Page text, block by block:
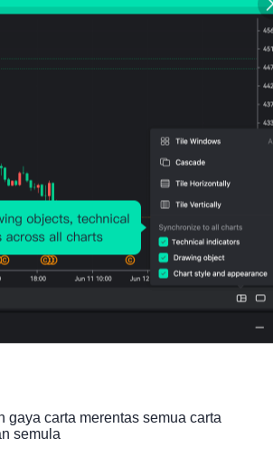
carta merentas semua carta
semula